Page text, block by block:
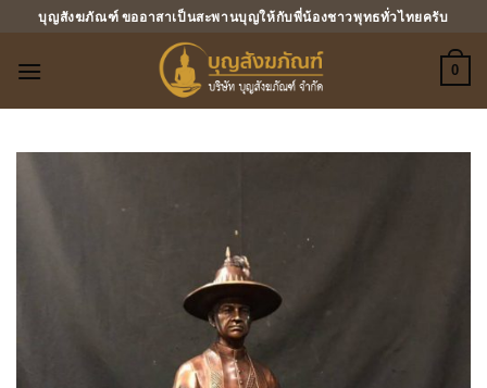
บุญสังฆภัณฑ์ ขออาสาเป็นสะพานบุญให้กับพี่น้องชาวพุทธทั่วไทยครับ
0